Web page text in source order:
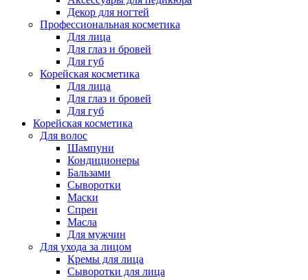
Декор для ногтей
Профессиональная косметика
Для лица
Для глаз и бровей
Для губ
Корейская косметика
Для лица
Для глаз и бровей
Для губ
Корейская косметика
Для волос
Шампуни
Кондиционеры
Бальзами
Сыворотки
Маски
Спреи
Масла
Для мужчин
Для ухода за лицом
Кремы для лица
Сыворотки для лица